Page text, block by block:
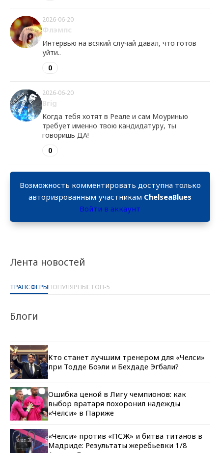
Лента новостей
ТРАНСФЕРЫПОПУЛЯРНЫЕТОП-5
Блоги
Кто станет лучшим тренером для «Челси»
при Тодде Боэли и Бехдаде Эгбали?
Ошибка ценой в Лигу чемпионов: как
выбор вратаря похоронил надежды
«Челси» в Париже
«Челси» против «ПСЖ» и битва титанов в
Мадриде: Результаты жеребьевки 1/8
2026-06-20
Флэмпс
Интервью на всякий случай давал, что готов
уйти..
0
2026-06-20
Brig
Когда тебя хотят в Реале и сам Моуринью
требует именно твою кандидатуру, ты
говоришь ДА!
0
Возможность комментировать доступна только
авторизрованным участникам ChelseaBlues
Войти в аккаунт